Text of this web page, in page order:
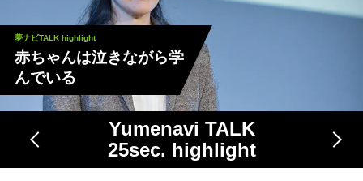
Yumenavi TALK
25sec. highlight
夢ナビTALK highlight
赤ちゃんは泣きながら学
んでいる